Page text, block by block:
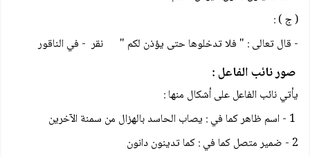
( ج ) :
- قال تعالى : " فلا تدخلوها حتى يؤذن لكم " نقر - في الناقور
صور نائب الفاعل :
يأتي نائب الفاعل على أشكال منها :
2 - ضمير متصل كما في : كما تدينون دانون